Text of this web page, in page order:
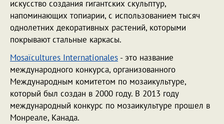
искусство создания гигантских скульптур,
напоминающих топиарии, с использованием тысяч
однолетних декоративных растений, которыми
покрывают стальные каркасы.
Mosaïcultures Internationales - это название
международного конкурса, организованного
Международным комитетом по мозаикультуре,
который был создан в 2000 году. В 2013 году
международный конкурс по мозаикультуре прошел в
Монреале, Канада.